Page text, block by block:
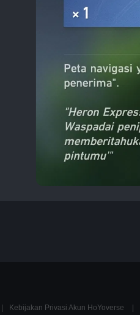
Kebijakan Privasi Akun HoYoverse